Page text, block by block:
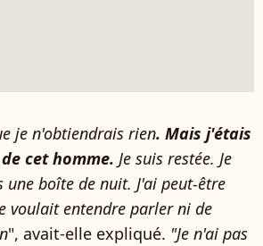
je n'obtiendrais rien. Mais j'étais
cet homme. Je suis restée. Je
une boîte de nuit. J'ai peut-être
voulait entendre parler ni de
", avait-elle expliqué. "Je n'ai pas